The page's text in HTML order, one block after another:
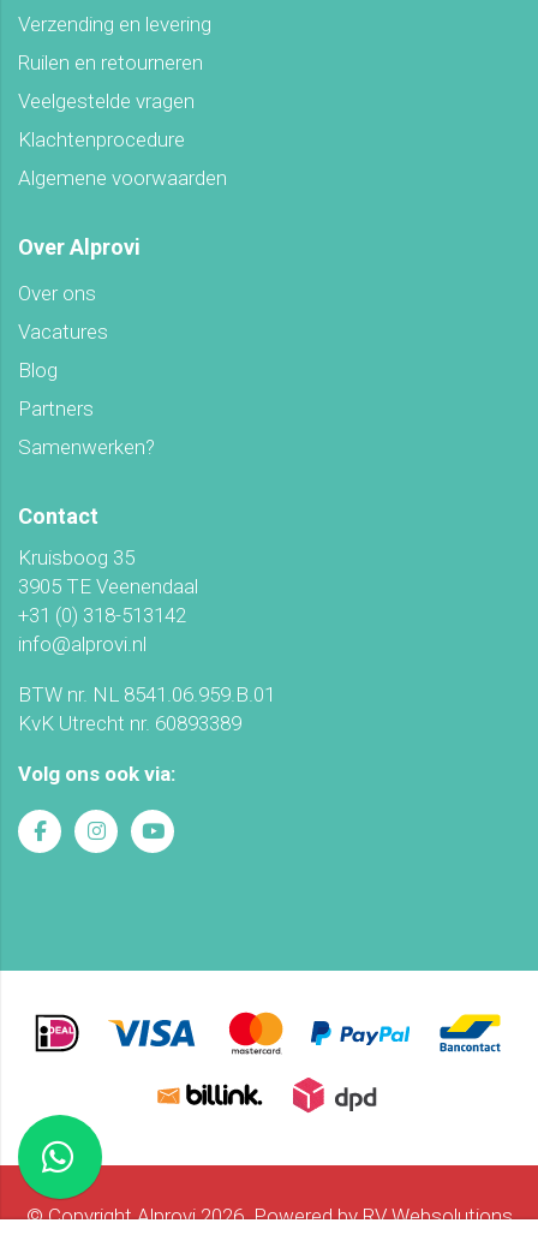
Verzending en levering
Ruilen en retourneren
Veelgestelde vragen
Klachtenprocedure
Algemene voorwaarden
Over Alprovi
Over ons
Vacatures
Blog
Partners
Samenwerken?
Contact
Kruisboog 35
3905 TE Veenendaal
+31 (0) 318-513142
info@alprovi.nl
BTW nr. NL 8541.06.959.B.01
KvK Utrecht nr. 60893389
Volg ons ook via:
© Copyright Alprovi 2026. Powered byRV Websolutions